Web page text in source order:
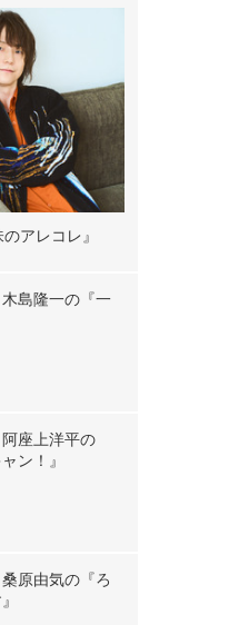
アレコレ』
木島隆一の『一
阿座上洋平の
ン！』
桑原由気の『ろ